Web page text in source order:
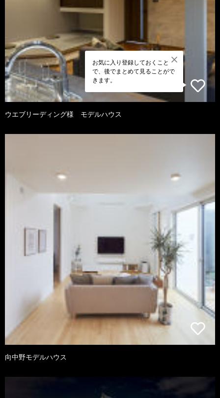
お気に入り登録しておくこと
で、後でまとめて見ることがで
きます。
ウエブリーディング様 モデルハウス
向中野モデルハウス